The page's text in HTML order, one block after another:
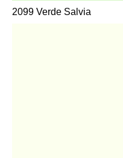
2099 Verde Salvia